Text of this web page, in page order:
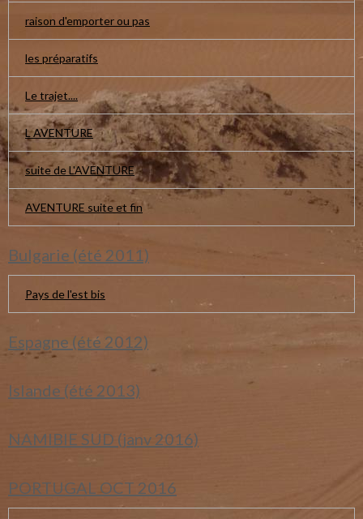
raison d'emporter ou pas
les préparatifs
Le trajet....
L AVENTURE
suite de L'AVENTURE
AVENTURE suite et fin
Bulgarie (été 2011)
Pays de l'est bis
Espagne (été 2012)
Islande (été 2013)
NAMIBIE SUD (janv 2016)
PORTUGAL OCT 2016